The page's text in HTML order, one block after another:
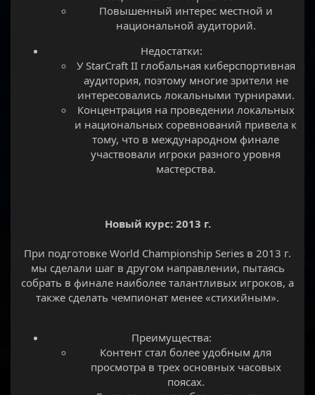
Повышенный интерес местной и
национальной аудиторий.​
Недостатки:​
У StarCraft II глобальная киберспортивная
аудитория, поэтому многие зрители не
интересовались локальными турнирами.​
Концентрация на проведении локальных
и национальных соревнований привела к
тому, что в международном финале
участвовали игроки разного уровня
мастерства.​
Новый курс: 2013 г.
При подготовке World Championship Series в 2013 г.
мы сделали шаг в другом направлении, пытаясь
собрать в финале наиболее талантливых игроков, а
также сделать чемпионат менее «стихийным».
Преимущества:​
Контент стал более удобным для
просмотра в трех основных часовых
поясах.​